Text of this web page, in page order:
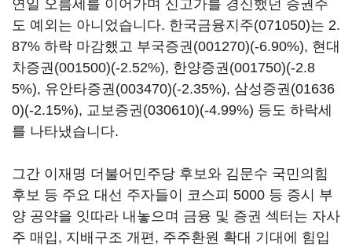
연일 오름세를 이어가며 신고가를 경신했던 증권주
도 예외는 아니었습니다. 한국금융지주(071050)는 2.
87% 하락 마감했고 부국증권(001270)(-6.90%), 현대
차증권(001500)(-2.52%), 한양증권(001750)(-2.8
5%), 유안타증권(003470)(-2.35%), 삼성증권(01636
0)(-2.15%), 교보증권(030610)(-4.99%) 등도 하락세
를 나타냈습니다.
그간 이재명 더불어민주당 후보와 김문수 국민의힘
후보 등 주요 대선 주자들이 코스피 5000 등 증시 부
양 공약을 잇따라 내놓으며 금융 및 증권 섹터는 자사
주 매입, 지배구조 개편, 주주환원 확대 기대에 힘입